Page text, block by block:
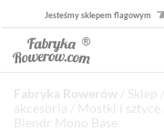
Jesteśmy sklepem flagowym
Fabryka Rowerów Sklep
akcesoria
Mostki i sztyce
Blendr Mono Base